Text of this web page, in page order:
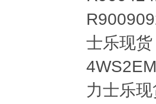
士乐现货
力士乐